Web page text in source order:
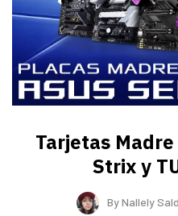
Tarjetas Madre
Strix y
ByNallely